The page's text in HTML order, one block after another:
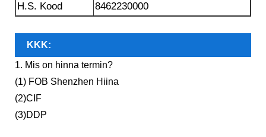
H.S. Kood
8462230000
KKK:
1. Mis on hinna termin?
(1) FOB Shenzhen Hiina
(2)CIF
(3)DDP